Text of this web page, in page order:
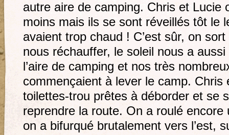
autre aire de camping. Chris et Lucie
moins mais ils se sont réveillés tôt le
avaient trop chaud ! C’est sûr, on
nous réchauffer, le soleil nous a
l’aire de camping et nos très
commençaient à lever le camp.
toilettes-trou prêtes à déborder et se
reprendre la route. On a roulé
on a bifurqué brutalement vers l’est,